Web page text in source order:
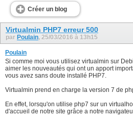
Créer un blog
Virtualmin PHP7 erreur 500
par Poulain, 25/03/2016 à 13h15
Poulain
Si comme moi vous utilisez virtualmin sur
aimer les nouveautés qui ont un apport
vous avez sans doute installé PHP7.
Virtualmin prend en charge la version 7 de
En effet, lorsqu'on utilise php7 sur un
d'accueil de notre site grâce a notre